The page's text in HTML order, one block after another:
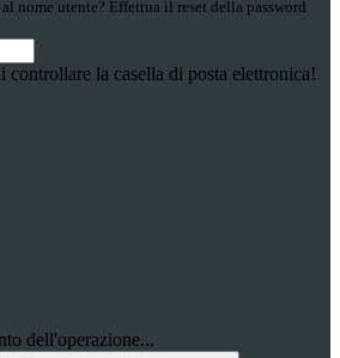
nome utente? Effettua il reset della password
controllare la casella di posta elettronica!
dell'operazione...